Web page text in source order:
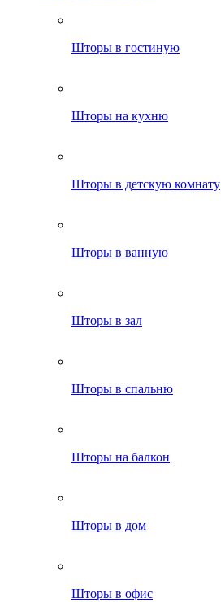
Шторы в гостиную
Шторы на кухню
Шторы в детскую комнату
Шторы в ванную
Шторы в зал
Шторы в спальню
Шторы на балкон
Шторы в дом
Шторы в офис